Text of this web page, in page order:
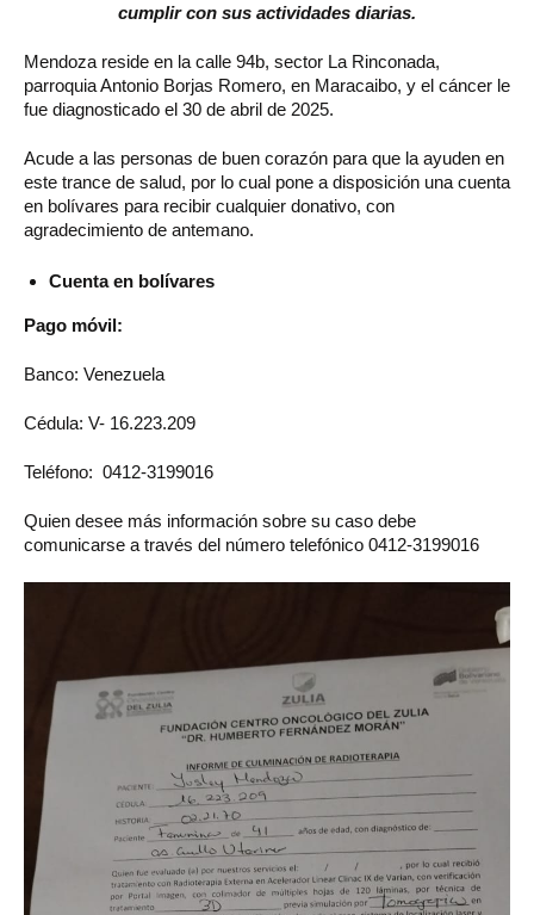
cumplir con sus actividades diarias.
Mendoza reside en la calle 94b, sector La Rinconada,
parroquia Antonio Borjas Romero, en Maracaibo, y el cáncer le
fue diagnosticado el 30 de abril de 2025.
Acude a las personas de buen corazón para que la ayuden en
este trance de salud, por lo cual pone a disposición una cuenta
en bolívares para recibir cualquier donativo, con
agradecimiento de antemano.
Cuenta en bolívares
Pago móvil:
Banco: Venezuela
Cédula: V- 16.223.209
Teléfono: 0412-3199016
Quien desee más información sobre su caso debe
comunicarse a través del número telefónico 0412-3199016